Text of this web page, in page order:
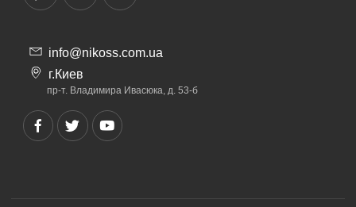
info@nikoss.com.ua
г.Киев
пр-т. Владимира Ивасюка, д. 53-б